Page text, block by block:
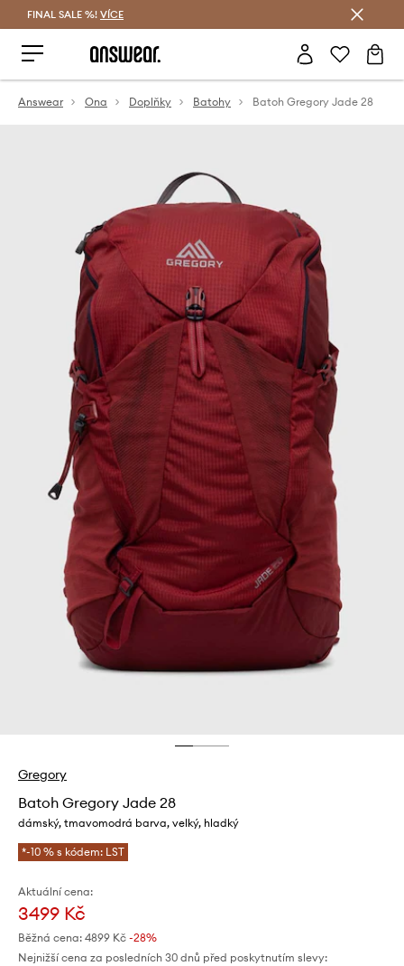
FINAL SALE %! VÍCE
Answear Ona Doplňky Batohy Batoh Gregory Jade 28
Gregory
Batoh Gregory Jade 28
dámský, tmavomodrá barva, velký, hladký
*-10 % s kódem: LST
Aktuální cena:
3499 Kč
Běžná cena: 4899 Kč -28%
Nejnižší cena za posledních 30 dnů před poskytnutím slevy: